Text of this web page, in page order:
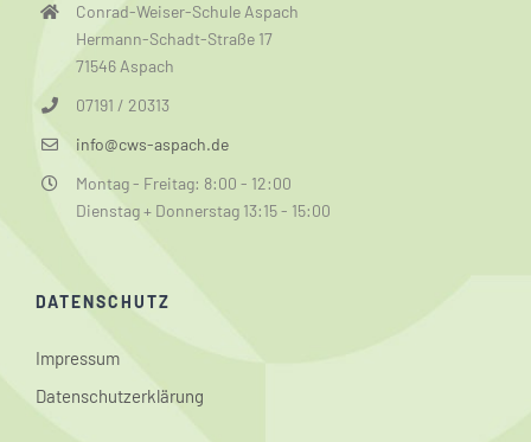
Conrad-Weiser-Schule Aspach
Hermann-Schadt-Straße 17
71546 Aspach
07191 / 20313
info@cws-aspach.de
Montag - Freitag: 8:00 - 12:00
Dienstag + Donnerstag 13:15 - 15:00
DATENSCHUTZ
Impressum
Datenschutzerklärung